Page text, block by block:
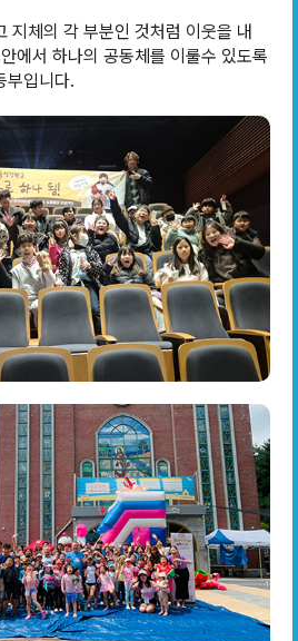
지체의 각 부분인 것처럼 이웃을 내
에서 하나의 공동체를 이룰수 있도록
부입니다.